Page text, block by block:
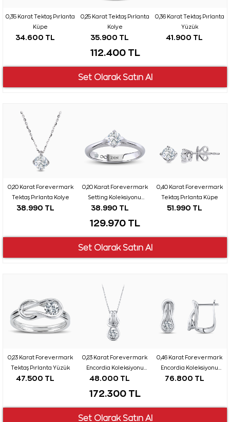
0,35 Karat Tektaş Pırlanta
Küpe
34.600 TL
0,25 Karat Tektaş Pırlanta
Kolye
35.900 TL
0,36 Karat Tektaş Pırlanta
Yüzük
41.900 TL
112.400 TL
0,20 Karat Forevermark
Tektaş Pırlanta Kolye
38.990 TL
0,20 Karat Forevermark
Setting Koleksiyonu
Tektaş Pırlanta Yüzük
38.990 TL
0,40 Karat Forevermark
Tektaş Pırlanta Küpe
51.990 TL
129.970 TL
0,23 Karat Forevermark
Tektaş Pırlanta Yüzük
47.500 TL
0,23 Karat Forevermark
Encordia Koleksiyonu
Tektaş Pırlanta Kolye
48.000 TL
0,46 Karat Forevermark
Encordia Koleksiyonu
Tektaş Pırlanta Küpe
76.800 TL
172.300 TL